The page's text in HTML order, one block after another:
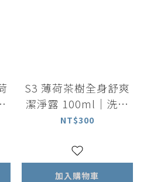
S3 薄荷茶樹全身舒爽
潔淨露 100ml｜洗髮
沐浴 All in one
NT$300
加入購物車